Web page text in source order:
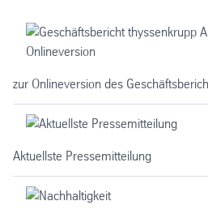
zur Onlineversion des
Aktuellste Pressemitteilung